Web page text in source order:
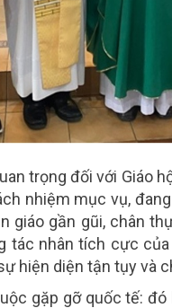
trọng đối với Giáo
nhiệm mục vụ,
giáo gần gũi, chân
tác nhân tích cực
hiện diện tận tụy và
gặp gỡ quốc tế: